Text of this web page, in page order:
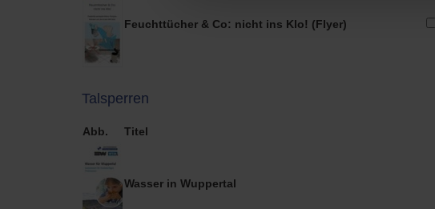
Feuchttücher & Co: nicht ins Klo! (Flyer)
Talsperren
Abb. Titel
Wasser in Wuppertal